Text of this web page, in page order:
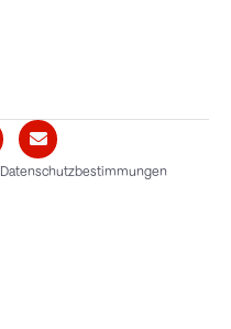
Datenschutzbestimmungen